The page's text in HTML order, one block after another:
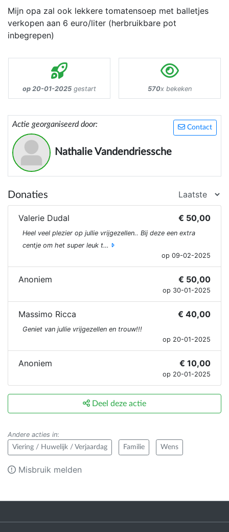
Mijn opa zal ook lekkere tomatensoep met balletjes
verkopen aan 6 euro/liter (herbruikbare pot
inbegrepen)
op 20-01-2025 gestart 570x bekeken
Contact
Actie georganiseerd door:
Nathalie Vandendriessche
Donaties
Valerie Dudal € 50,00
Heel veel plezier op jullie vrijgezellen.. Bij deze een extra
centje om het super leuk t…
op 09-02-2025
Anoniem € 50,00
op 30-01-2025
Massimo Ricca € 40,00
Geniet van jullie vrijgezellen en trouw!!!
op 20-01-2025
Anoniem € 10,00
op 20-01-2025
Deel deze actie
Andere acties in:
Viering / Huwelijk / Verjaardag Familie Wens
Misbruik melden